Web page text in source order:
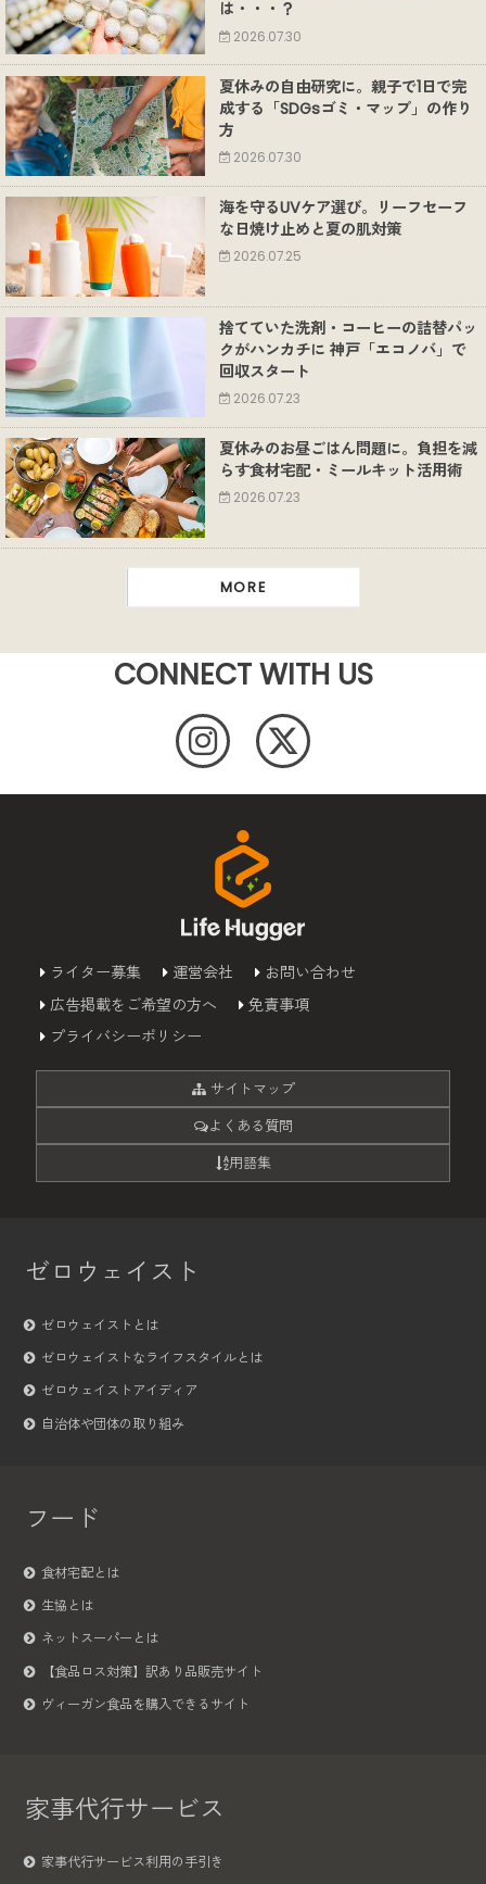
は・・・？
2026.07.30
夏休みの自由研究に。親子で1日で完
成する「SDGsゴミ・マップ」の作り
方
2026.07.30
海を守るUVケア選び。リーフセーフ
な日焼け止めと夏の肌対策
2026.07.25
捨てていた洗剤・コーヒーの詰替パッ
クがハンカチに 神戸「エコノバ」で
回収スタート
2026.07.23
夏休みのお昼ごはん問題に。負担を減
らす食材宅配・ミールキット活用術
2026.07.23
MORE
CONNECT WITH US
ライター募集 運営会社
お問い合わせ
広告掲載をご希望の方へ
免責事項
プライバシーポリシー
サイトマップ
よくある質問
用語集
ゼロウェイスト
ゼロウェイストとは
ゼロウェイストなライフスタイルとは
ゼロウェイストアイディア
自治体や団体の取り組み
フード
食材宅配とは
生協とは
ネットスーパーとは
【食品ロス対策】訳あり品販売サイト
ヴィーガン食品を購入できるサイト
家事代行サービス
家事代行サービス利用の手引き